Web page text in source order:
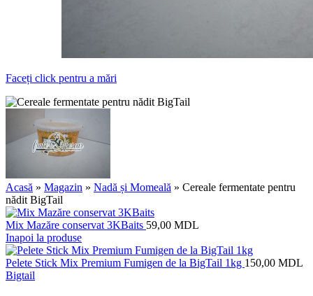
Faceți click pentru a mări
Acasă » Magazin » Nadă și Momeală » Cereale fermentate pentru
nădit BigTail
Mix Mazăre conservat 3KBaits 59,00 MDL
Inapoi la produse
Pelete Stick Mix Premium Fumigen de la BigTail 1kg 150,00 MDL
Bigtail